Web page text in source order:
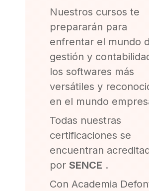
Nuestros cursos te
prepararán para
enfrentar el mundo
gestión y
los softwares más
versátiles y
en el mundo
Todas nuestras
certificaciones se
encuentran
por SENCE .
Con Academia